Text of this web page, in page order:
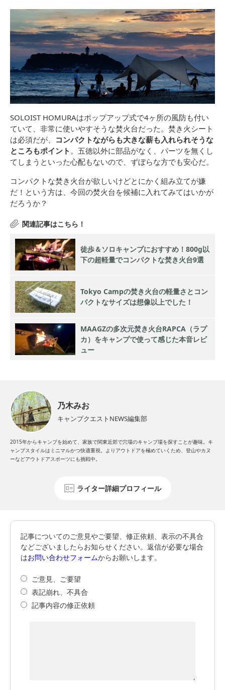
SOLOIST HOMURAはポップアップ式で4ヶ所の風防も付い
ていて、非常に使いやすそうな焚火台だった。焚き火シート
は必須だが、 コンパクトながらも大きな薪も入れられそうな
ところもポイント 。五徳以外に部品がなく、パーツを無くし
てしまうといった心配もないので、ずぼらな方でも安心だ。
コンパクトな焚き火台が欲しいけどとにかく組み立てが嫌
だ！という方は、今回の焚火台を候補に入れてみてはいかが
だろうか？
徒歩＆ソロキャンプにおすすめ！800g以
下の超軽量でコンパクトな焚き火台9選
Tokyo Campの焚き火台の軽量さとコン
パクトなサイズは想像以上でした！
MAAGZの多次元焚き火台RAPCA（ラプ
カ）をキャンプで使って感じた本音レビ
ュー
乃木みお
キャンプクエストNEWS編集部
2015年からキャンプを始めて、家族で関東近郊で穴場のキャンプ場を探すことが趣味。キ
ャンプスタイルはミニマルかつ快適重視。よりアウトドアを極めていくため、登山やカヌ
ーなどアウトドアスポーツにも挑戦中。
ライター詳細プロフィール
記事についてのご意見やご要望、修正依頼、表示の不具合
などございましたらお知らせください。返信が必要な場合
はお問い合わせフォームからお願いします。
ご意見、ご要望
表記崩れ、不具合
記事内容の修正依頼